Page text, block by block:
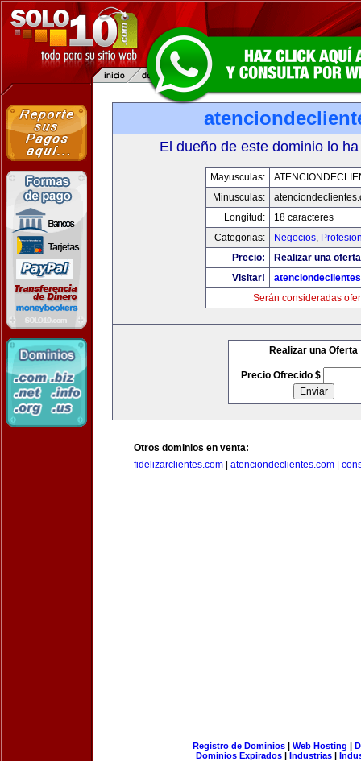
El dueño de este dominio lo
Mayusculas:
Minusculas:
Longitud:
18 caracteres
Categorias:
Negocios,
Precio:
Realizar una
Visitar!
Serán consideradas
Realizar una Oferta
Precio Ofrecido $
Otros dominios en venta:
fidelizarclientes.com
atenciondeclientes.com
Registro de Dominios| Web Hosting |
Dominios Expirados | Industrias |